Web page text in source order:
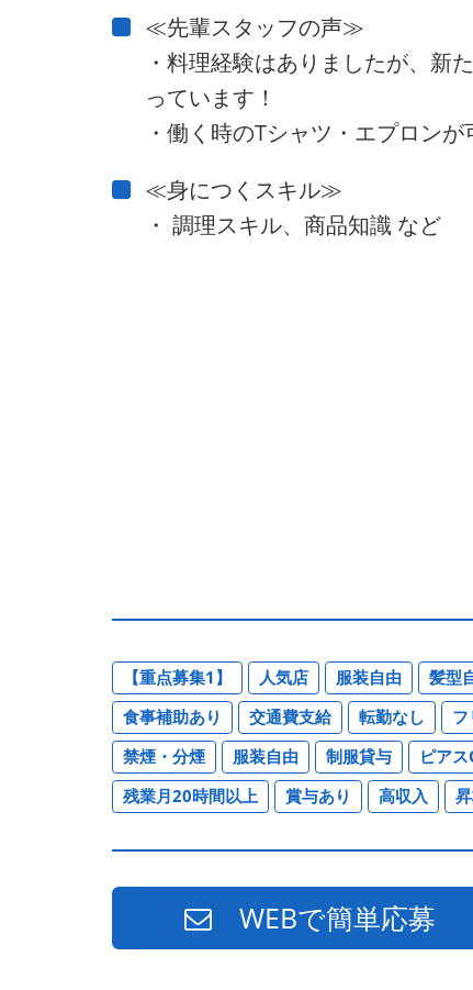
≪先輩スタッフの声≫
・料理経験はありましたが、新
っています！
・働く時のTシャツ・エプロンが
≪身につくスキル≫
・ 調理スキル、商品知識 など
【重点募集1】 人気店 服装自由 髪型
食事補助あり
交通費支給 転勤なし
禁煙・分煙
服装自由 制服貸与 ピア
残業月20時間以上
賞与あり 高収入
WEBで簡単応募